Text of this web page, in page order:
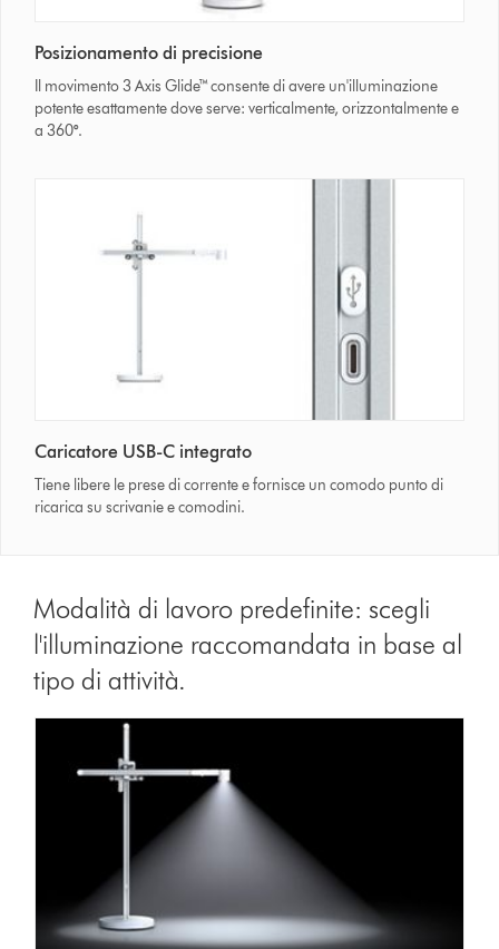
Posizionamento di precisione
Il movimento 3 Axis Glide™ consente di avere un'illuminazione
potente esattamente dove serve: verticalmente, orizzontalmente e
a 360°.
Caricatore USB-C integrato
Tiene libere le prese di corrente e fornisce un comodo punto di
ricarica su scrivanie e comodini.
Modalità di lavoro predefinite: scegli
l'illuminazione raccomandata in base al
tipo di attività.